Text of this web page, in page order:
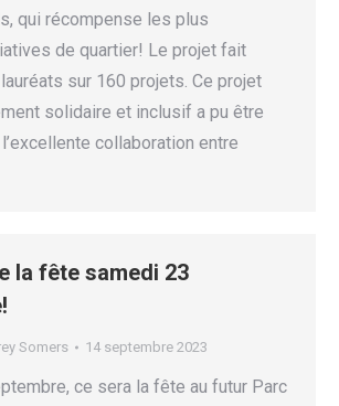
qui récompense les plus
de quartier! Le projet fait
sur 160 projets. Ce projet
solidaire et inclusif a pu être
collaboration entre
la fête samedi 23
Somers 14 septembre 2023
ce sera la fête au futur Parc